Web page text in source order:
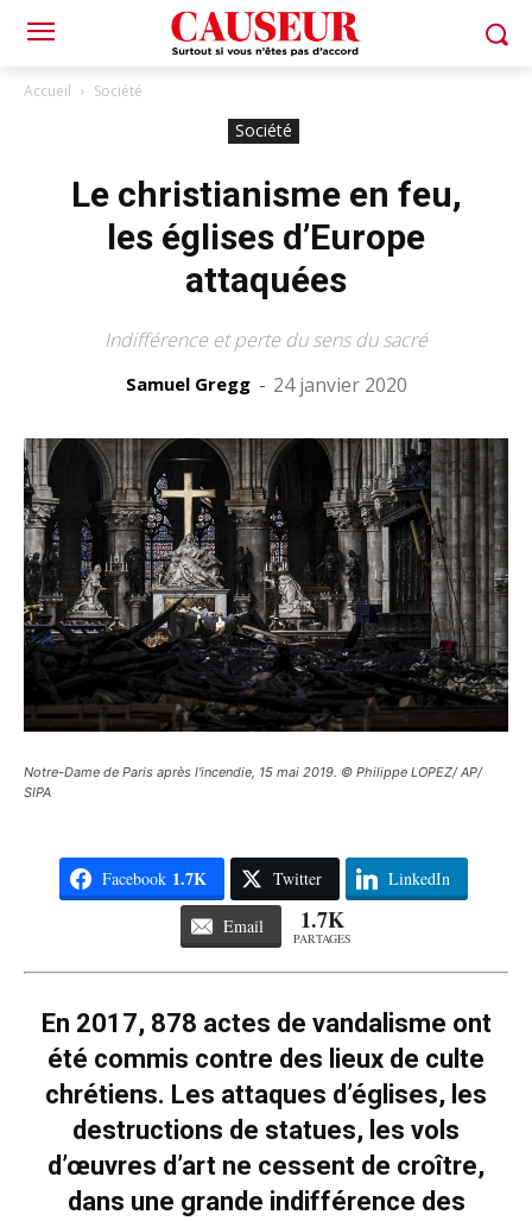
Accueil Société
Société
Le christianisme en feu,
les églises d’Europe
attaquées
Indifférence et perte du sens du sacré
Samuel Gregg - 24 janvier 2020
Notre-Dame de Paris après l'incendie, 15 mai 2019. © Philippe LOPEZ/ AP/
SIPA
Facebook 1.7K Twitter LinkedIn
Email 1.7K
PARTAGES
En 2017, 878 actes de vandalisme ont
été commis contre des lieux de culte
chrétiens. Les attaques d’églises, les
destructions de statues, les vols
d’œuvres d’art ne cessent de croître,
dans une grande indifférence des